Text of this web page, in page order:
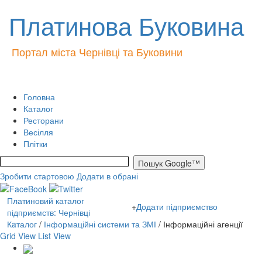
Платинова Буковина
Портал міста Чернівці та Буковини
Головна
Каталог
Ресторани
Весілля
Плітки
Зробити стартовою Додати в обрані
Платиновий каталог
підприємств: Чернівці
+Додати підприємство
Кaталог/ Інформаційні системи та ЗМІ / Інформаційні агенції
Grid View List View